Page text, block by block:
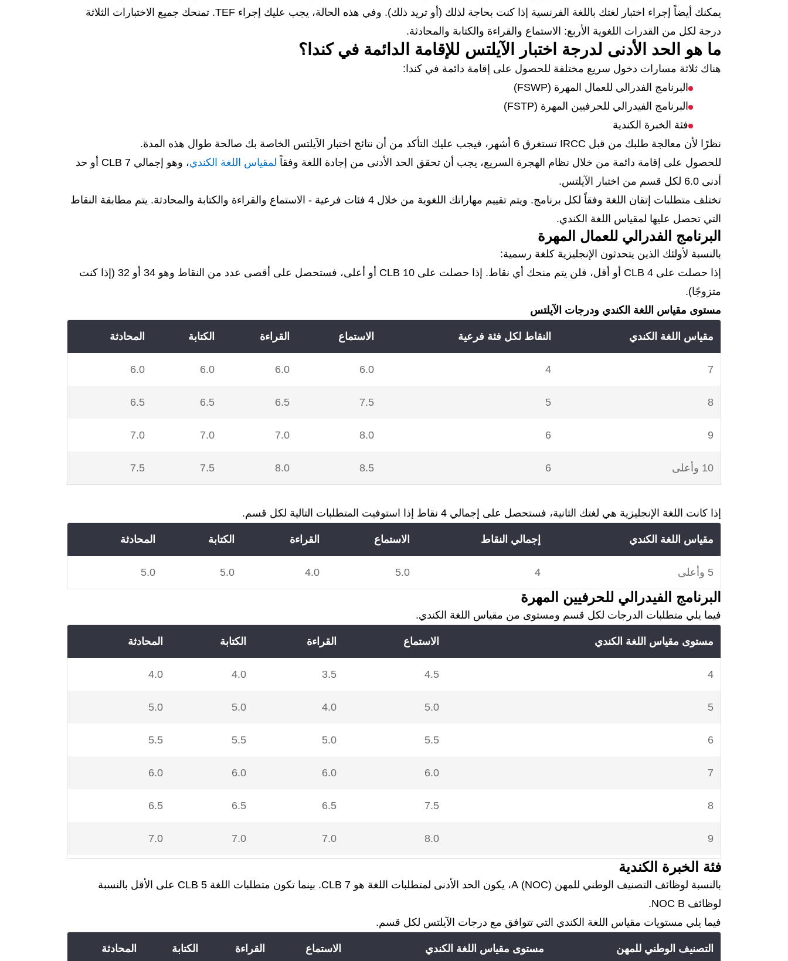
يمكنك أيضاً إجراء اختبار لغتك باللغة الفرنسية إذا كنت بحاجة لذلك (أو تريد ذلك). وفي هذه الحالة، يجب عليك إجراء TEF. تمنحك جميع الاختبارات الثلاثة
درجة لكل من القدرات اللغوية الأربع: الاستماع والقراءة والكتابة والمحادثة.
ما هو الحد الأدنى لدرجة اختبار الآيلتس للإقامة الدائمة في كندا؟
هناك ثلاثة مسارات دخول سريع مختلفة للحصول على إقامة دائمة في كندا:
البرنامج الفدرالي للعمال المهرة (FSWP)
البرنامج الفيدرالي للحرفيين المهرة (FSTP)
فئة الخبرة الكندية
نظرًا لأن معالجة طلبك من قبل IRCC تستغرق 6 أشهر، فيجب عليك التأكد من أن نتائج اختبار الآيلتس الخاصة بك صالحة طوال هذه المدة.
للحصول على إقامة دائمة من خلال نظام الهجرة السريع، يجب أن تحقق الحد الأدنى من إجادة اللغة وفقاً لمقياس اللغة الكندي
، وهو إجمالي CLB 7 أو حد
أدنى 6.0 لكل قسم من اختبار الآيلتس.
تختلف متطلبات إتقان اللغة وفقاً لكل برنامج. ويتم تقييم مهاراتك اللغوية من خلال 4 فئات فرعية - الاستماع والقراءة والكتابة والمحادثة. يتم مطابقة النقاط
التي تحصل عليها لمقياس اللغة الكندي.
البرنامج الفدرالي للعمال المهرة
بالنسبة لأولئك الذين يتحدثون الإنجليزية كلغة رسمية:
إذا حصلت على CLB 4 أو أقل، فلن يتم منحك أي نقاط. إذا حصلت على 10 CLB أو أعلى، فستحصل على أقصى عدد من النقاط وهو 34 أو 32 (إذا كنت
متزوجًا).
مستوى مقياس اللغة الكندي ودرجات الآيلتس
مقياس اللغة الكندي النقاط لكل فئة فرعية الاستماع القراءة الكتابة المحادثة
7
4
6.0
6.0
6.0
6.0
8
5
7.5
6.5
6.5
6.5
9
6
8.0
7.0
7.0
7.0
10 وأعلى 6
8.5
8.0
7.5
7.5
إذا كانت اللغة الإنجليزية هي لغتك الثانية، فستحصل على إجمالي 4 نقاط إذا استوفيت المتطلبات التالية لكل قسم.
مقياس اللغة الكندي إجمالي النقاط الاستماع القراءة الكتابة المحادثة
5 وأعلى 4
5.0
4.0
5.0
5.0
البرنامج الفيدرالي للحرفيين المهرة
فيما يلي متطلبات الدرجات لكل قسم ومستوى من مقياس اللغة الكندي.
مستوى مقياس اللغة الكندي الاستماع القراءة الكتابة المحادثة
4
4.5
3.5
4.0
4.0
5
5.0
4.0
5.0
5.0
6
5.5
5.0
5.5
5.5
7
6.0
6.0
6.0
6.0
8
7.5
6.5
6.5
6.5
9
8.0
7.0
7.0
7.0
10 وأعلى
فئة الخبرة الكندية
بالنسبة لوظائف التصنيف الوطني للمهن (NOC) A، يكون الحد الأدنى لمتطلبات اللغة هو CLB 7. بينما تكون متطلبات اللغة CLB 5 على الأقل بالنسبة
لوظائف NOC B.
فيما يلي مستويات مقياس اللغة الكندي التي تتوافق مع درجات الآيلتس لكل قسم.
التصنيف الوطني للمهن مستوى مقياس اللغة الكندي الاستماع القراءة الكتابة المحادثة